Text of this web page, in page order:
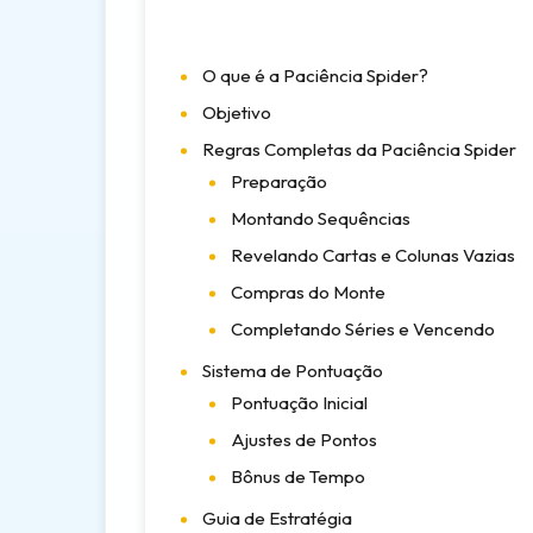
O que é a Paciência Spider?
Objetivo
Regras Completas da Paciência Spider
Preparação
Montando Sequências
Revelando Cartas e Colunas Vazias
Compras do Monte
Completando Séries e Vencendo
Sistema de Pontuação
Pontuação Inicial
Ajustes de Pontos
Bônus de Tempo
Guia de Estratégia